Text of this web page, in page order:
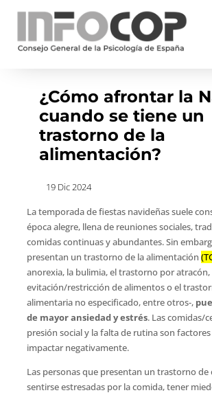
¿Cómo afrontar la
cuando se tiene un
trastorno de la
alimentación?
19 Dic 2024
La temporada de fiestas navideñas suele
época alegre, llena de reuniones sociales,
comidas continuas y abundantes. Sin
presentan un trastorno de la alimentación
anorexia, la bulimia, el trastorno por
evitación/restricción de alimentos o el
alimentaria no especificado, entre otros-,
de mayor ansiedad y estrés. Las comidas/
presión social y la falta de rutina son
impactar negativamente.
Las personas que presentan un trastorno de
sentirse estresadas por la comida, tener